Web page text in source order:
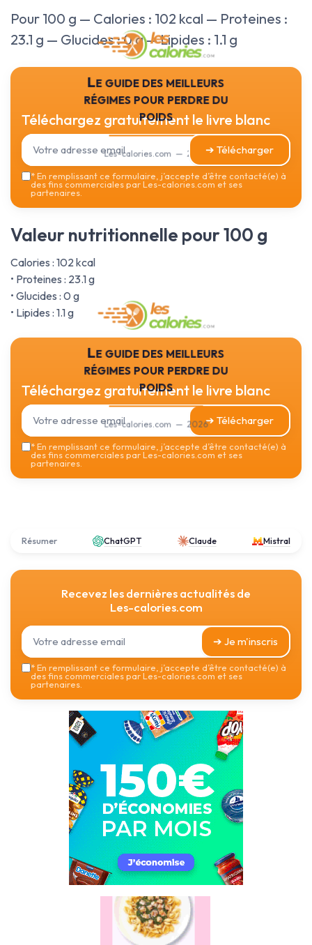
Pour 100 g — Calories : 102 kcal — Proteines :
23.1 g — Glucides : 0 g — Lipides : 1.1 g
Le guide des meilleurs
régimes pour perdre du
poids
Les-calories.com — 2026
Téléchargez gratuitement le livre blanc
➔ Télécharger
*En remplissant ce formulaire, j’accepte d’être contacté(e) à
des fins commerciales par Les-calories.com et ses
partenaires.
Valeur nutritionnelle pour 100 g
Calories : 102 kcal
• Proteines : 23.1 g
• Glucides : 0 g
• Lipides : 1.1 g
Le guide des meilleurs
régimes pour perdre du
poids
Les-calories.com — 2026
Téléchargez gratuitement le livre blanc
➔ Télécharger
*En remplissant ce formulaire, j’accepte d’être contacté(e) à
des fins commerciales par Les-calories.com et ses
partenaires.
Résumer ChatGPT Claude Mistral
Recevez les dernières actualités de
Les-calories.com
➔ Je m'inscris
*En remplissant ce formulaire, j’accepte d’être contacté(e) à
des fins commerciales par Les-calories.com et ses
partenaires.